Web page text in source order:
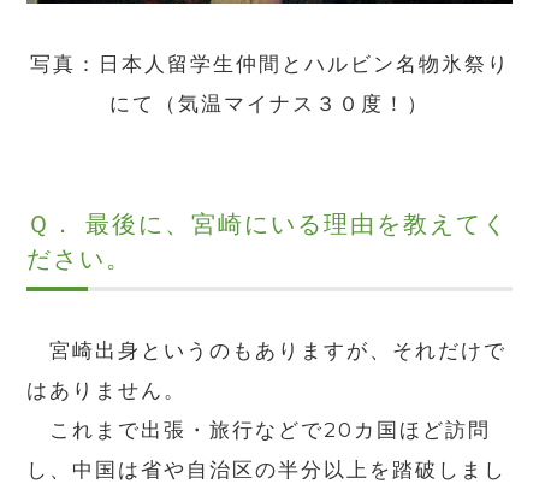
写真：日本人留学生仲間とハルビン名物氷祭り
にて（気温マイナス３０度！）
Ｑ． 最後に、宮崎にいる理由を教えてく
ださい。
宮崎出身というのもありますが、それだけで
はありません。
これまで出張・旅行などで20 カ国ほど訪問
し、中国は省や自治区の半分以上を踏破しまし